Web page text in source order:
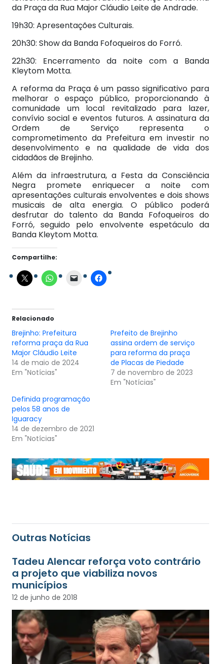
da Praça da Rua Major Cláudio Leite de Andrade.
19h30: Apresentações Culturais.
20h30: Show da Banda Fofoqueiros do Forró.
22h30: Encerramento da noite com a Banda
Kleytom Motta.
A reforma da Praça é um passo significativo para
melhorar o espaço público, proporcionando à
comunidade um local revitalizado para lazer,
convívio social e eventos futuros. A assinatura da
Ordem de Serviço representa o
comprometimento da Prefeitura em investir no
desenvolvimento e na qualidade de vida dos
cidadãos de Brejinho.
Além da infraestrutura, a Festa da Consciência
Negra promete enriquecer a noite com
apresentações culturais envolventes e dois shows
musicais de alta energia. O público poderá
desfrutar do talento da Banda Fofoqueiros do
Forró, seguido pelo envolvente espetáculo da
Banda Kleytom Motta.
Compartilhe:
Relacionado
Brejinho: Prefeitura
reforma praça da Rua
Major Cláudio Leite
14 de maio de 2024
Em "Notícias"
Prefeito de Brejinho
assina ordem de serviço
para reforma da praça
de Placas de Piedade
7 de novembro de 2023
Em "Notícias"
Definida programação
pelos 58 anos de
Iguaracy
14 de dezembro de 2021
Em "Notícias"
Outras Notícias
Tadeu Alencar reforça voto contrário
a projeto que viabiliza novos
municípios
12 de junho de 2018